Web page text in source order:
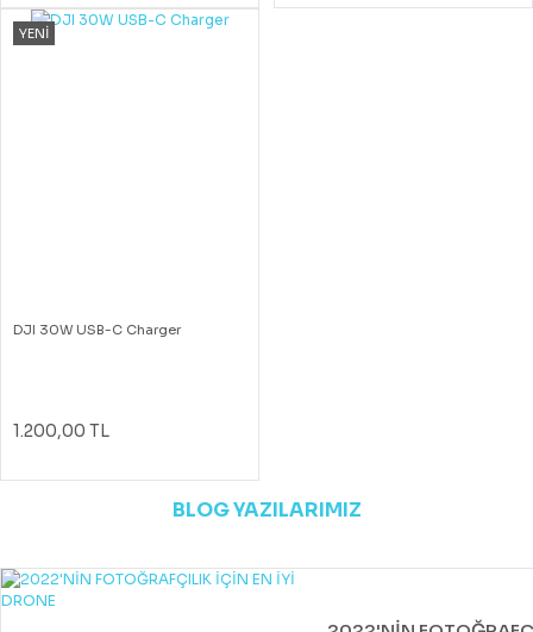
YENİ
DJI 30W USB-C Charger
1.200,00 TL
BLOG YAZILARIMIZ